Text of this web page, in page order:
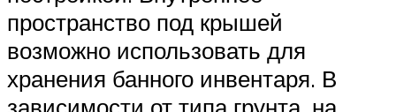
пространство под крышей
возможно использовать для
хранения банного инвентаря. В